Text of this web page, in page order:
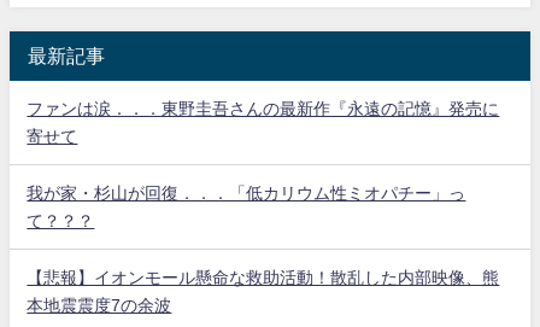
最新記事
ファンは涙．．．東野圭吾さんの最新作『永遠の記憶』発売に
寄せて
我が家・杉山が回復．．．「低カリウム性ミオパチー」っ
て？？？
【悲報】イオンモール懸命な救助活動！散乱した内部映像、熊
本地震震度7の余波